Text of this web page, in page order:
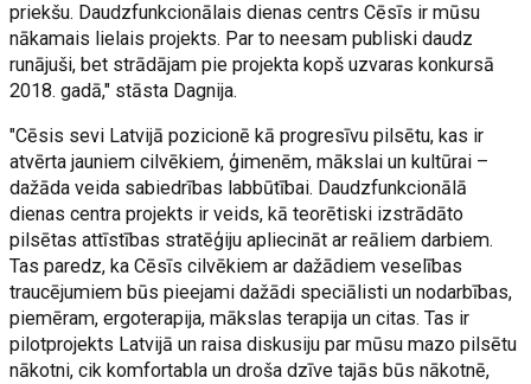
priekšu. Daudzfunkcionālais dienas centrs Cēsīs ir mūsu
nākamais lielais projekts. Par to neesam publiski daudz
runājuši, bet strādājam pie projekta kopš uzvaras konkursā
2018. gadā," stāsta Dagnija.
"Cēsis sevi Latvijā pozicionē kā progresīvu pilsētu, kas ir
atvērta jauniem cilvēkiem, ģimenēm, mākslai un kultūrai –
dažāda veida sabiedrības labbūtībai. Daudzfunkcionālā
dienas centra projekts ir veids, kā teorētiski izstrādāto
pilsētas attīstības stratēģiju apliecināt ar reāliem darbiem.
Tas paredz, ka Cēsīs cilvēkiem ar dažādiem veselības
traucējumiem būs pieejami dažādi speciālisti un nodarbības,
piemēram, ergoterapija, mākslas terapija un citas. Tas ir
pilotprojekts Latvijā un raisa diskusiju par mūsu mazo pilsētu
nākotni, cik komfortabla un droša dzīve tajās būs nākotnē,